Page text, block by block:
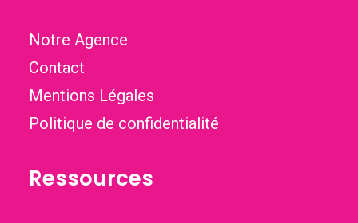
Notre Agence
Contact
Mentions Légales
Politique de confidentialité
Ressources